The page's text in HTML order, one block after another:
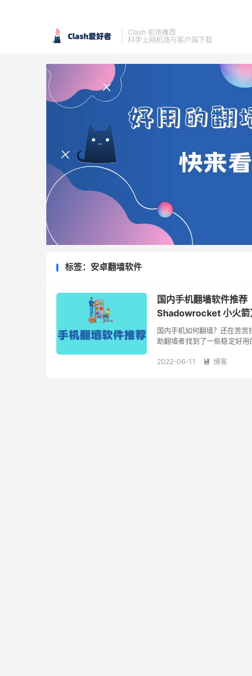
Clash 机场推荐
科学上网机场与客户端下载
标签：安卓翻墙软件
国内手机翻墙软件推
Shadowrocket 小火箭
国内手机如何翻墙？还在苦
助翻墙者找到了一些稳定好
2022-06-11  博客